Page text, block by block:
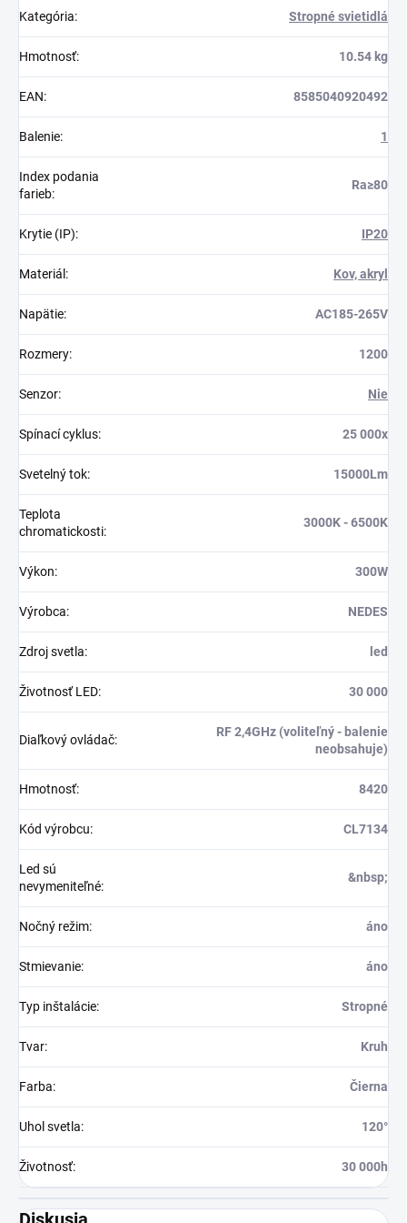
Kategória: Stropné svietidlá
Hmotnosť: 10.54 kg
EAN: 8585040920492
Balenie: 1
Index podania
farieb:
Ra≥80
Krytie (IP): IP20
Materiál : Kov, akryl
Napätie: AC185-265V
Rozmery: 1200
Senzor: Nie
Spínací cyklus: 25 000x
Svetelný tok: 15000Lm
Teplota
chromatickosti:
3000K - 6500K
Výkon: 300W
Výrobca: NEDES
Zdroj svetla: led
Životnosť LED: 30 000
Diaľkový ovládač:
RF 2,4GHz (voliteľný - balenie
neobsahuje)
Hmotnosť: 8420
Kód výrobcu: CL7134
Led sú
nevymeniteľné:
&nbsp;
Nočný režim: áno
Stmievanie: áno
Typ inštalácie: Stropné
Tvar: Kruh
Farba: Čierna
Uhol svetla: 120°
Životnosť: 30 000h